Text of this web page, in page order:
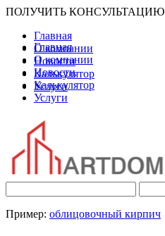
ПОЛУЧИТЬ КОНСУЛЬТАЦИЮ
Главная
О компании
Новости
Калькулятор
Услуги
Главная
О компании
Новости
Калькулятор
Услуги
Пример: облицовочный кирпич